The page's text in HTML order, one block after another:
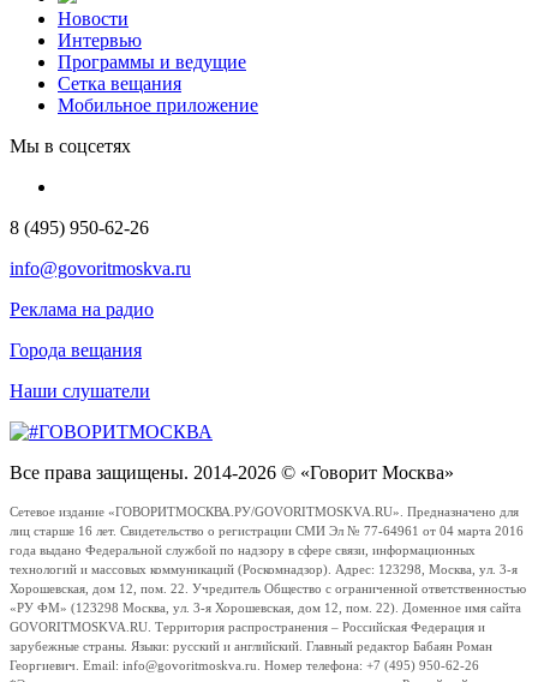
Новости
Интервью
Программы и ведущие
Сетка вещания
Мобильное приложение
Мы в соцсетях
8 (495) 950-62-26
info@govoritmoskva.ru
Реклама на радио
Города вещания
Наши слушатели
Все права защищены. 2014-2026 © «Говорит Москва»
Сетевое издание «ГОВОРИТМОСКВА.РУ/GOVORITMOSKVA.RU». Предназначено для
лиц старше 16 лет. Свидетельство о регистрации СМИ Эл № 77-64961 от 04 марта 2016
года выдано Федеральной службой по надзору в сфере связи, информационных
технологий и массовых коммуникаций (Роскомнадзор). Адрес: 123298, Москва, ул. 3-я
Хорошевская, дом 12, пом. 22. Учредитель Общество с ограниченной ответственностью
«РУ ФМ» (123298 Москва, ул. 3-я Хорошевская, дом 12, пом. 22). Доменное имя сайта
GOVORITMOSKVA.RU. Территория распространения – Российская Федерация и
зарубежные страны. Языки: русский и английский. Главный редактор Бабаян Роман
Георгиевич. Email: info@govoritmoskva.ru. Номер телефона: +7 (495) 950-62-26